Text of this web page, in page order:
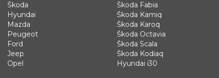
Škoda
Hyundai
Mazda
Peugeot
Ford
Jeep
Opel
Škoda Fabia
Škoda Kamiq
Škoda Karoq
Škoda Octavia
Škoda Scala
Škoda Kodiaq
Hyundai i30